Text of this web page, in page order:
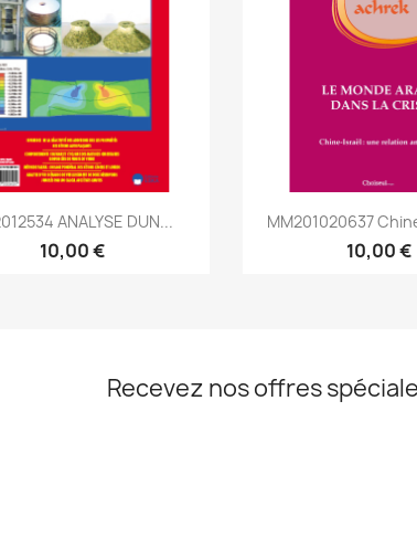
Aperçu rapide
ANALYSE DUN...
10,00 €
Aperçu
MM201020637
10,00 €
Recevez nos offres